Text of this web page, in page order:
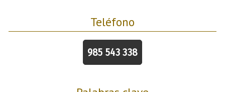
Teléfono
985 543 338